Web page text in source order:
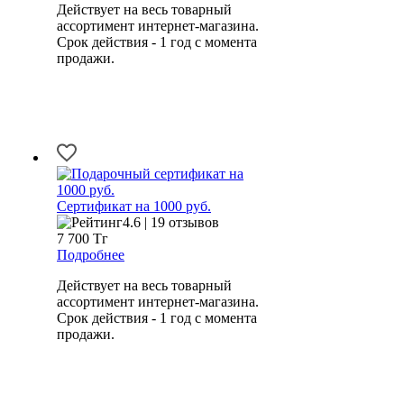
Действует на весь товарный
ассортимент интернет-магазина.
Срок действия - 1 год с момента
продажи.
Сертификат на 1000 руб.
4.6 | 19 отзывов
7 700 Тг
Подробнее
Действует на весь товарный
ассортимент интернет-магазина.
Срок действия - 1 год с момента
продажи.